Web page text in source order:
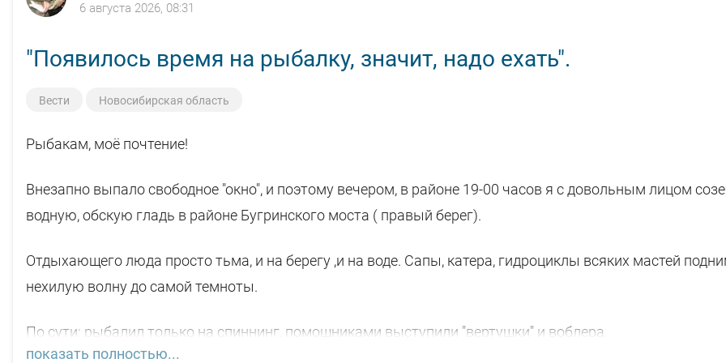
6 августа 2026, 08:31
"Появилось время на рыбалку, значит, надо ехать".
Вести Новосибирская область
Рыбакам, моё почтение!
Внезапно выпало свободное "окно", и поэтому вечером, в районе 19-00 часов я с довольным лицом
водную, обскую гладь в районе Бугринского моста ( правый берег).
Отдыхающего люда просто тьма, и на берегу ,и на воде. Сапы, катера, гидроциклы всяких мастей
нехилую волну до самой темноты.
По сути: рыбалил только на спиннинг, помощниками выступили "вертушки" и воблера.
показать полностью...